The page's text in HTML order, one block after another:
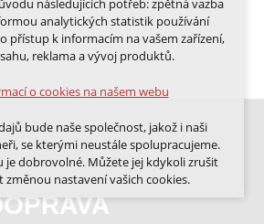
webu
stránek (session): případná
jazyka, apod.
anonymizované vyhodnocení
cookies (Google, Ecomail, Sklik,
o cookies na našem webu
následujících potřeb: zpětná vazba
analytických statistik používání
přístup k informacím na vašem zařízení,
reklama a vývoj produktů.
o cookies na našem webu
bude naše společnost, jakož i naši
se kterými neustále spolupracujeme.
je dobrovolné. Můžete jej kdykoli zrušit
nastavení vašich cookies.
technologie dělíme na technická: nutná